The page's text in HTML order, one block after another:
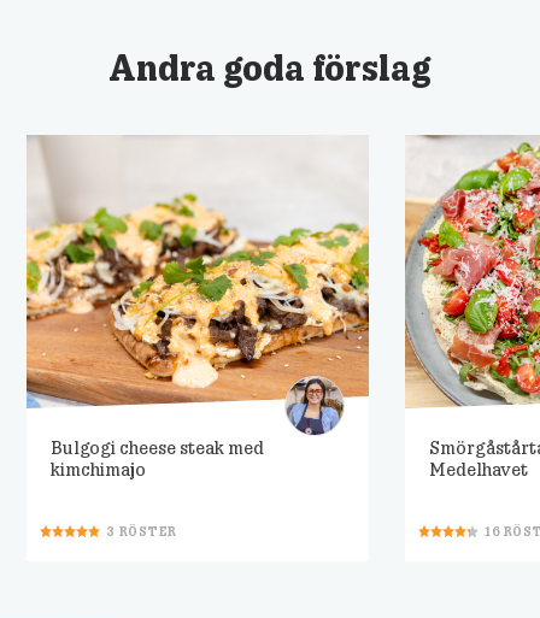
Andra goda förslag
Bulgogi cheese steak med
kimchimajo
3 RÖSTER
Medelhavet
16